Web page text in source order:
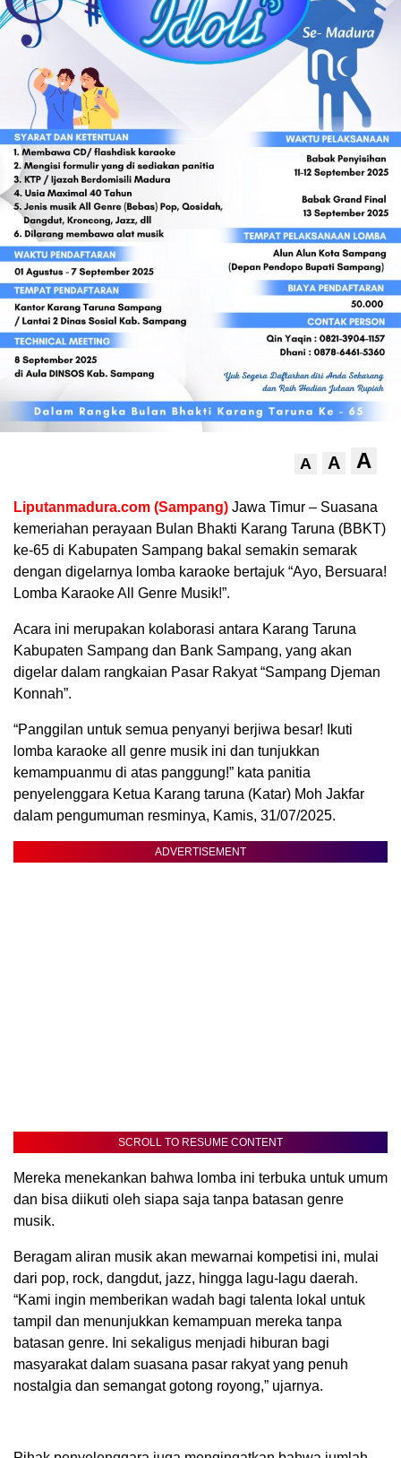
A A A
Liputanmadura.com (Sampang) Jawa Timur – Suasana
kemeriahan perayaan Bulan Bhakti Karang Taruna (BBKT)
ke-65 di Kabupaten Sampang bakal semakin semarak
dengan digelarnya lomba karaoke bertajuk “Ayo, Bersuara!
Lomba Karaoke All Genre Musik!”.
Acara ini merupakan kolaborasi antara Karang Taruna
Kabupaten Sampang dan Bank Sampang, yang akan
digelar dalam rangkaian Pasar Rakyat “Sampang Djeman
Konnah”.
“Panggilan untuk semua penyanyi berjiwa besar! Ikuti
lomba karaoke all genre musik ini dan tunjukkan
kemampuanmu di atas panggung!” kata panitia
penyelenggara Ketua Karang taruna (Katar) Moh Jakfar
dalam pengumuman resminya, Kamis, 31/07/2025.
ADVERTISEMENT
SCROLL TO RESUME CONTENT
Mereka menekankan bahwa lomba ini terbuka untuk umum
dan bisa diikuti oleh siapa saja tanpa batasan genre
musik.
Beragam aliran musik akan mewarnai kompetisi ini, mulai
dari pop, rock, dangdut, jazz, hingga lagu-lagu daerah.
“Kami ingin memberikan wadah bagi talenta lokal untuk
tampil dan menunjukkan kemampuan mereka tanpa
batasan genre. Ini sekaligus menjadi hiburan bagi
masyarakat dalam suasana pasar rakyat yang penuh
nostalgia dan semangat gotong royong,” ujarnya.